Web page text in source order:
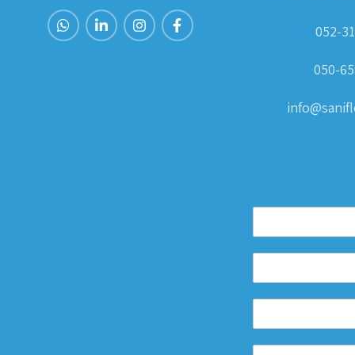
052-
050-